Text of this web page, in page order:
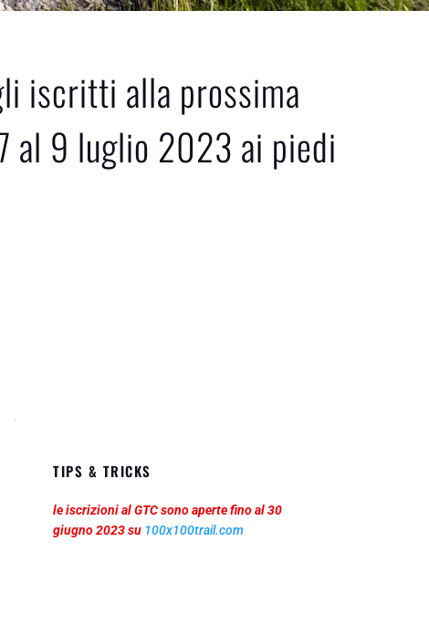
iscritti alla prossima
al 9 luglio 2023 ai piedi
TIPS & TRICKS
le iscrizioni al GTC sono aperte fino al 30
giugno 2023 su 100x100trail.com